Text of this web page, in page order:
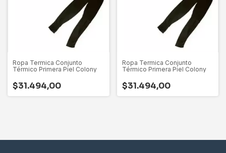
Ropa Termica Conjunto
Térmico Primera Piel Colony
$31.494,00
Ropa Termica Conjunto
Térmico Primera Piel Colony
$31.494,00